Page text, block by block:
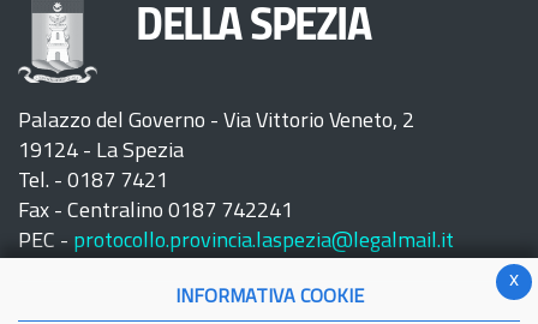
DELLA SPEZIA
Palazzo del Governo - Via Vittorio Veneto, 2
19124 - La Spezia
Tel. - 0187 7421
Fax - Centralino 0187 742241
PEC - protocollo.provincia.laspezia@legalmail.it
x
INFORMATIVA COOKIE